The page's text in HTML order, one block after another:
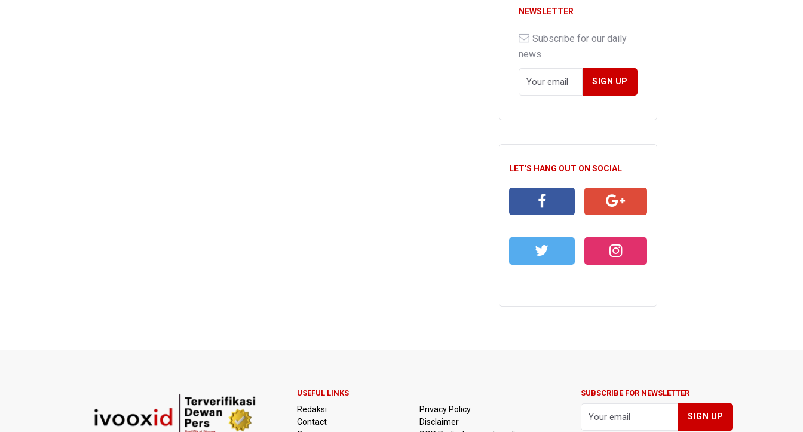
NEWSLETTER
Subscribe for our daily
news
LET'S HANG OUT ON SOCIAL
USEFUL LINKS
Redaksi
Contact
Privacy Policy
Disclaimer
SUBSCRIBE FOR NEWSLETTER